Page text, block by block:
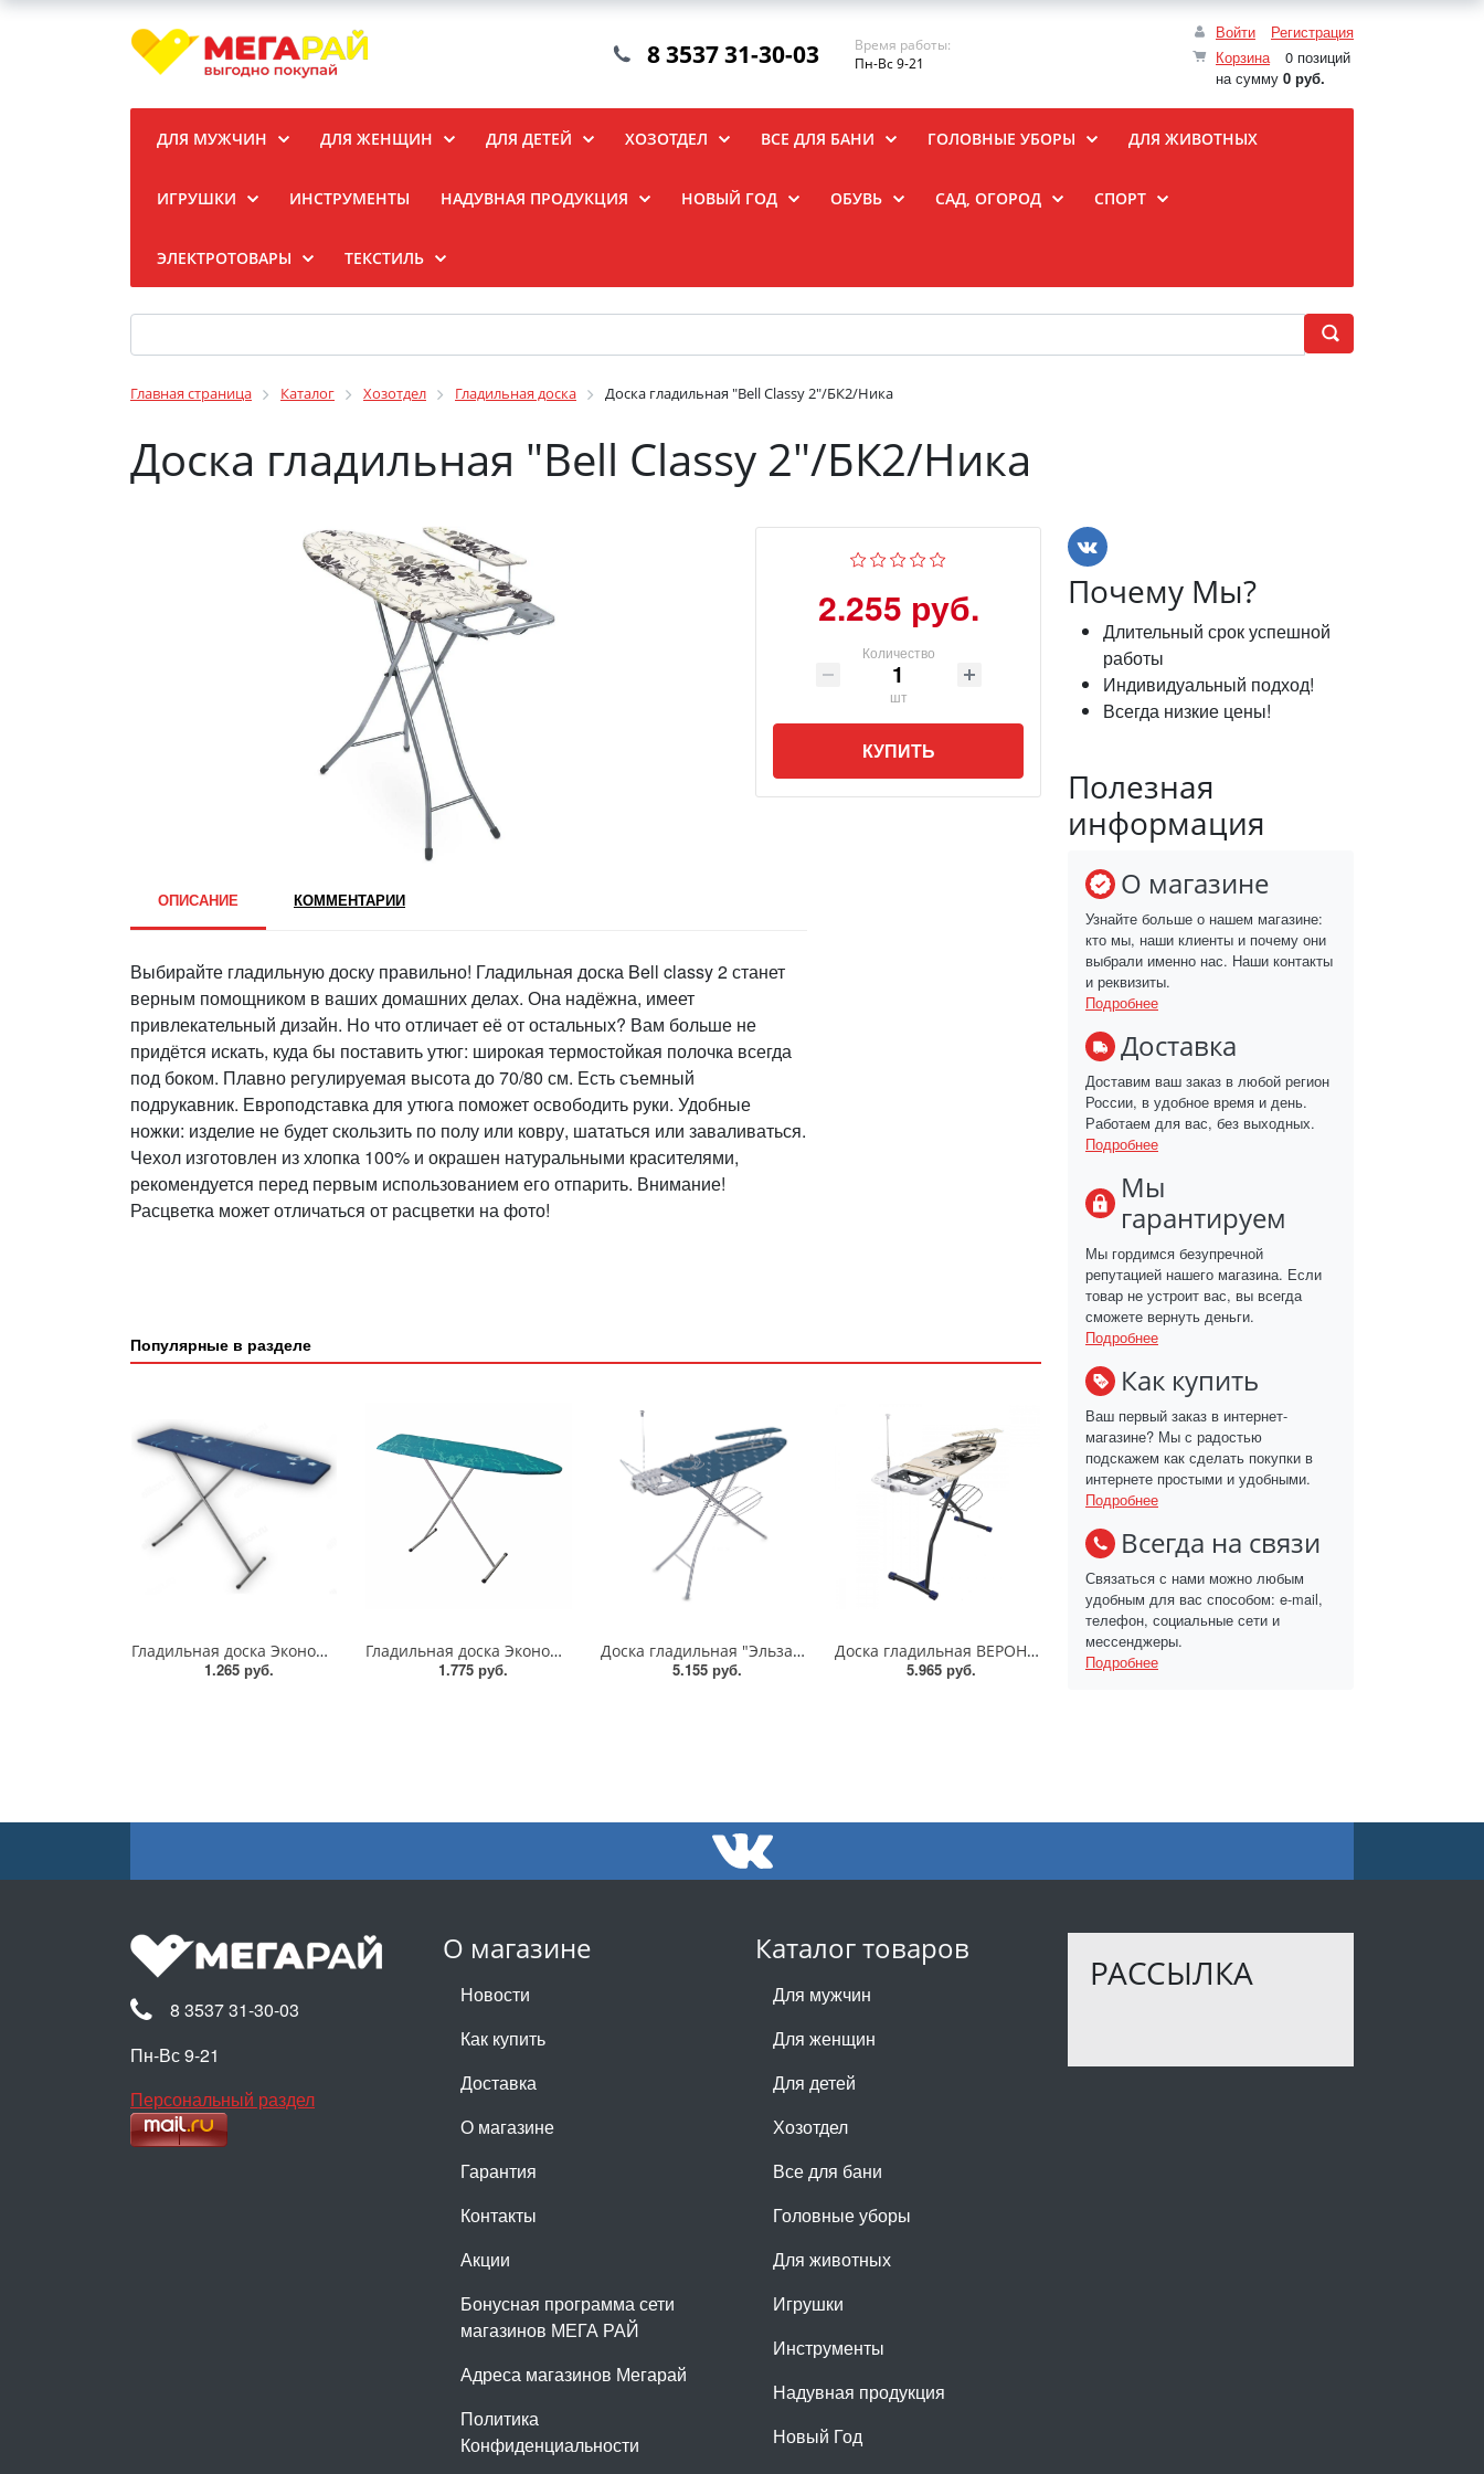
Войти
Регистрация
Корзина
0 позиций
на сумму 0 руб.
8 3537 31-30-03
Время работы:
Пн-Вс 9-21
ДЛЯ МУЖЧИН ДЛЯ ЖЕНЩИН ДЛЯ ДЕТЕЙ ХОЗОТДЕЛ ВСЕ ДЛЯ БАНИ ГОЛОВНЫЕ УБОРЫ ДЛЯ ЖИВОТНЫХ
ИГРУШКИ ИНСТРУМЕНТЫ НАДУВНАЯ ПРОДУКЦИЯ НОВЫЙ ГОД ОБУВЬ САД, ОГОРОД СПОРТ
ЭЛЕКТРОТОВАРЫ ТЕКСТИЛЬ
Главная страница Каталог Хозотдел Гладильная доска Доска гладильная "Bell Classy 2"/БК2/Ника
Доска гладильная "Bell Classy 2"/БК2/Ника
2.255 руб.
Количество
шт
КУПИТЬ
ОПИСАНИЕ КОММЕНТАРИИ
Выбирайте гладильную доску правильно! Гладильная доска Bell classy 2 станет
верным помощником в ваших домашних делах. Она надёжна, имеет
привлекательный дизайн. Но что отличает её от остальных? Вам больше не
придётся искать, куда бы поставить утюг: широкая термостойкая полочка всегда
под боком. Плавно регулируемая высота до 70/80 см. Есть съемный
подрукавник. Европодставка для утюга поможет освободить руки. Удобные
ножки: изделие не будет скользить по полу или ковру, шататься или заваливаться.
Чехол изготовлен из хлопка 100% и окрашен натуральными красителями,
рекомендуется перед первым использованием его отпарить. Внимание!
Расцветка может отличаться от расцветки на фото!
Популярные в разделе
Гладильная доска Эконом ДСП 106*28см/SA-8004
1.265 руб.
Гладильная доска Эконом ДСП 116*30см/SA-8005
1.775 руб.
Доска гладильная "Эльза де люкс"/ЭЛТ/Ника
5.155 руб.
Доска гладильная ВЕРОНА 1 тефлон/ДВ1Т/Ника
5.965 руб.
Почему Мы?
Длительный срок успешной
работы
Индивидуальный подход!
Всегда низкие цены!
Полезная
информация
О магазине
Узнайте больше о нашем магазине:
кто мы, наши клиенты и почему они
выбрали именно нас. Наши контакты
и реквизиты.
Подробнее
Доставка
Доставим ваш заказ в любой регион
России, в удобное время и день.
Работаем для вас, без выходных.
Подробнее
Мы
гарантируем
Мы гордимся безупречной
репутацией нашего магазина. Если
товар не устроит вас, вы всегда
сможете вернуть деньги.
Подробнее
Как купить
Ваш первый заказ в интернет-
магазине? Мы с радостью
подскажем как сделать покупки в
интернете простыми и удобными.
Подробнее
Всегда на связи
Связаться с нами можно любым
удобным для вас способом: e-mail,
телефон, социальные сети и
мессенджеры.
Подробнее
О магазине
Новости
Как купить
Доставка
О магазине
Гарантия
Контакты
Акции
Бонусная программа сети
магазинов МЕГА РАЙ
Адреса магазинов Мегарай
Политика
Конфиденциальности
Каталог товаров
Для мужчин
Для женщин
Для детей
Хозотдел
Все для бани
Головные уборы
Для животных
Игрушки
Инструменты
Надувная продукция
Новый Год
РАССЫЛКА
8 3537 31-30-03
Пн-Вс 9-21
Персональный раздел